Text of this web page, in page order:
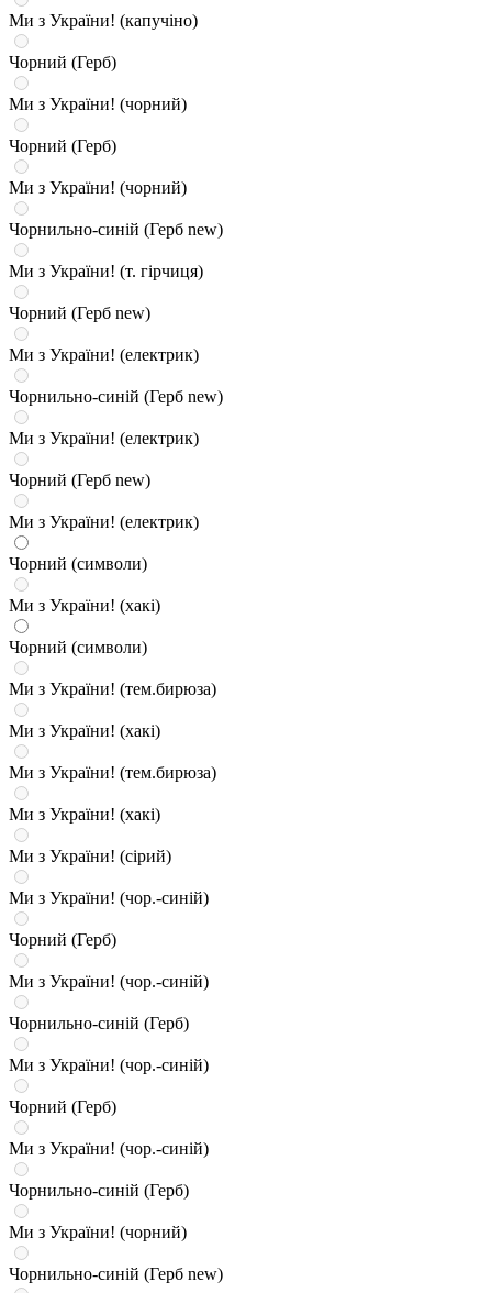
Ми з України! (капучіно)
Чорний (Герб)
Ми з України! (чорний)
Чорний (Герб)
Ми з України! (чорний)
Чорнильно-синій (Герб new)
Ми з України! (т. гірчиця)
Чорний (Герб new)
Ми з України! (електрик)
Чорнильно-синій (Герб new)
Ми з України! (електрик)
Чорний (Герб new)
Ми з України! (електрик)
Чорний (символи)
Ми з України! (хакі)
Чорний (символи)
Ми з України! (тем.бирюза)
Ми з України! (хакі)
Ми з України! (тем.бирюза)
Ми з України! (хакі)
Ми з України! (сірий)
Ми з України! (чор.-синій)
Чорний (Герб)
Ми з України! (чор.-синій)
Чорнильно-синій (Герб)
Ми з України! (чор.-синій)
Чорний (Герб)
Ми з України! (чор.-синій)
Чорнильно-синій (Герб)
Ми з України! (чорний)
Чорнильно-синій (Герб new)